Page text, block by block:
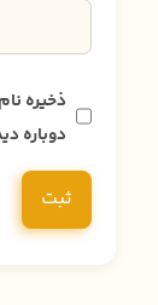
ذخیره
دوباره